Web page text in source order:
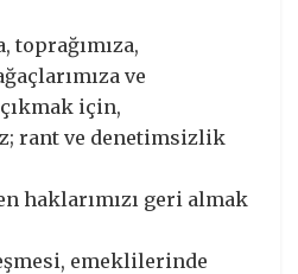
toprağımıza,
ve
için,
rant ve denetimsizlik
haklarımızı geri almak
emeklilerinde